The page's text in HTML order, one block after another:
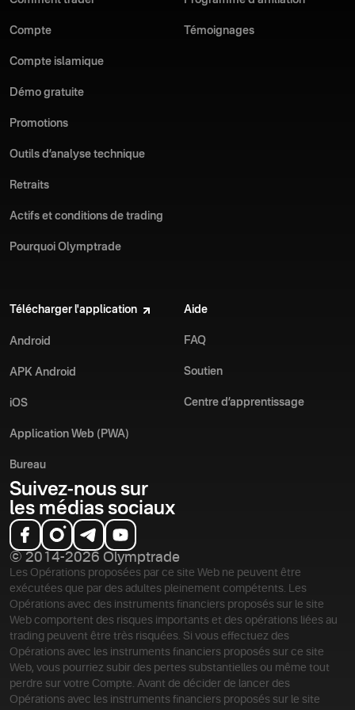
et améliorez votre expérience de trading.
Compte
Compte islamique
Démo gratuite
Promotions
Outils d’analyse technique
Retraits
Actifs et conditions de trading
Pourquoi Olymptrade
Témoignages
Télécharger l'application
Android
APK Android
iOS
Application Web (PWA)
Bureau
Aide
FAQ
Soutien
Centre d’apprentissage
Suivez-nous sur
les médias sociaux
© 2014-2026 Olymptrade
Les Opérations proposées par ce site Web ne peuvent être
exécutées que par des adultes pleinement compétents. Les
Opérations avec des instruments financiers proposés sur le site
Web comportent des risques importants et des opérations liées au
trading peuvent être très risquées. Si vous effectuez des
Opérations avec les instruments financiers proposés sur ce site
Web, vous pourriez subir des pertes substantielles ou même tout
perdre sur votre Compte. Avant de décider de lancer des
Opérations avec les instruments financiers proposés sur le site